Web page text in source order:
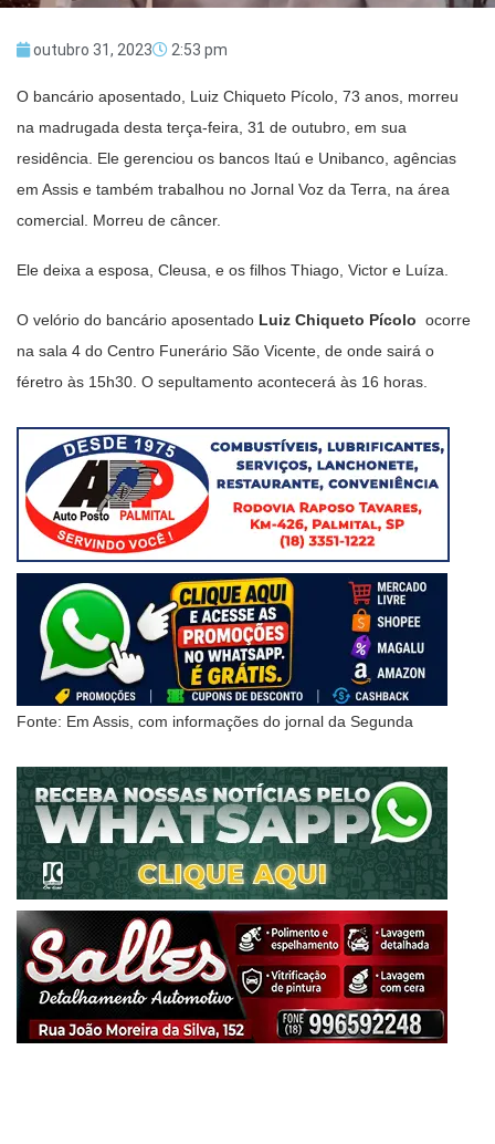
outubro 31, 2023 2:53 pm
O bancário aposentado, Luiz Chiqueto Pícolo, 73 anos, morreu
na madrugada desta terça-feira, 31 de outubro, em sua
residência. Ele gerenciou os bancos Itaú e Unibanco, agências
em Assis e também trabalhou no Jornal Voz da Terra, na área
comercial. Morreu de câncer.
Ele deixa a esposa, Cleusa, e os filhos Thiago, Victor e Luíza.
O velório do bancário aposentado Luiz Chiqueto Pícolo ocorre
na sala 4 do Centro Funerário São Vicente, de onde sairá o
féretro às 15h30. O sepultamento acontecerá às 16 horas.
Fonte: Em Assis, com informações do jornal da Segunda